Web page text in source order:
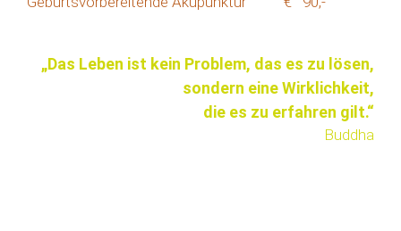
„Das Leben ist kein Problem, das es zu lösen,
sondern eine Wirklichkeit,
die es zu erfahren gilt.“
Buddha